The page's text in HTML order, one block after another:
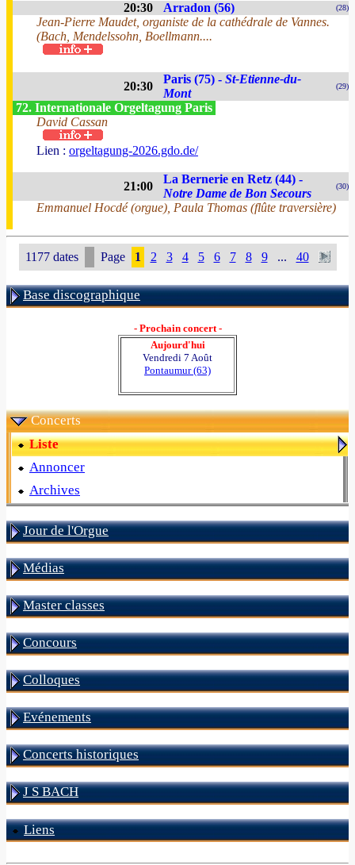
20:30 Arradon (56) (28)
Jean-Pierre Maudet, organiste de la cathédrale de Vannes.
(Bach, Mendelssohn, Boellmann....
20:30
Paris (75) - St-Etienne-du-
Mont
(29)
72. Internationale Orgeltagung Paris
David Cassan
Lien : orgeltagung-2026.gdo.de/
21:00
La Bernerie en Retz (44) -
Notre Dame de Bon Secours
(30)
Emmanuel Hocdé (orgue), Paula Thomas (flûte traversière)
1177 dates Page 1 2 3 4 5 6 7 8 9 ... 40
Base discographique
- Prochain concert -
Aujourd'hui
Vendredi 7 Août
Pontaumur (63)
Concerts
Liste
Annoncer
Archives
Jour de l'Orgue
Médias
Master classes
Concours
Colloques
Evénements
Concerts historiques
J S BACH
Liens